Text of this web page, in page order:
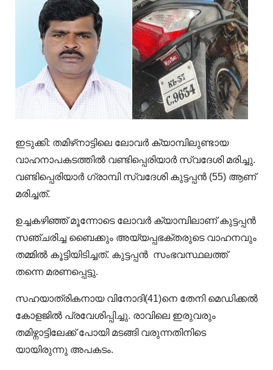
ഇടുക്കി: തമിഴ്‌നാട്ടിലെ ലോവർ ക്യാമ്പിലുണ്ടായ
വാഹനാപകടത്തിൽ വണ്ടിപ്പെരിയാർ സ്വദേശി മരിച്ചു.
വണ്ടിപ്പെരിയാർ ഗ്രാമ്പി സ്വദേശി കുട്ടപ്പൻ (55) ആണ്
മരിച്ചത്.
ഉച്ചകഴിഞ്ഞ് മൂന്നോടെ ലോവർ ക്യാമ്പിലാണ് കുട്ടപ്പൻ
സഞ്ചരിച്ച ബൈക്കും അയ്യപ്പഭക്തരുടെ വാഹനവും
തമ്മിൽ കൂട്ടിയിടിച്ചത്. കുട്ടപ്പൻ സംഭവസ്ഥലത്ത്
തന്നെ മരണപ്പെട്ടു.
സഹയാത്രികനായ വിനോദി(41)നെ തേനി മെഡിക്കൽ
കോളജിൽ പ്രവേശിപ്പിച്ചു. രാവിലെ ഇരുവരും
തമിഴ്നാട്ടിലേക്ക് പോയി മടങ്ങി വരുന്നതിനിടെ
യായിരുന്നു അപകടം.